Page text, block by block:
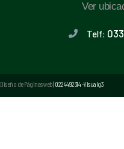
Ver
Telf:
Diseño de Páginas web| 0224492314 -Visualg3